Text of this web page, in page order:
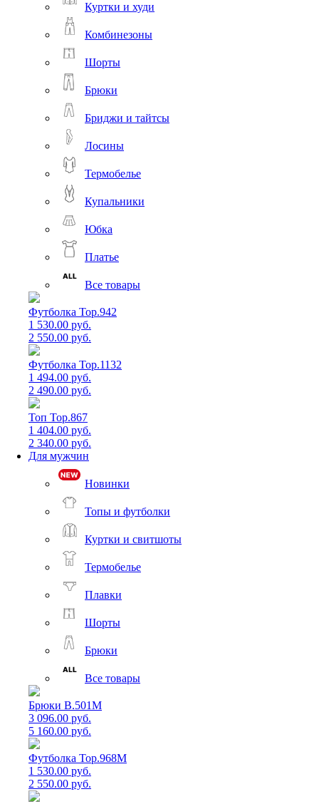
Куртки и худи
Комбинезоны
Шорты
Брюки
Бриджи и тайтсы
Лосины
Термобелье
Купальники
Юбка
Платье
Все товары
Футболка Top.942
1 530.00 руб.
2 550.00 руб.
Футболка Top.1132
1 494.00 руб.
2 490.00 руб.
Топ Top.867
1 404.00 руб.
2 340.00 руб.
Для мужчин
Новинки
Топы и футболки
Куртки и свитшоты
Термобелье
Плавки
Шорты
Брюки
Все товары
Брюки B.501M
3 096.00 руб.
5 160.00 руб.
Футболка Top.968M
1 530.00 руб.
2 550.00 руб.